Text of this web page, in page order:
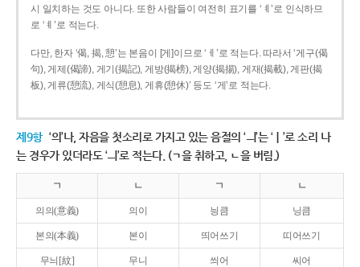
시 일치하는 것도 아니다. 또한 사람들이 여전히 표기를 ‘ㅖ’로 인식하므
로 ‘ㅖ’로 적는다.
다만, 한자 ‘偈, 揭, 憩’는 본음이 [게]이므로 ‘ㅔ’로 적는다. 따라서 ‘게구(偈
句), 게제(偈諦), 게기(揭記), 게방(揭榜), 게양(揭揚), 게재(揭載), 게판(揭
板), 게류(憩流), 게식(憩息), 게휴(憩休)’ 등도 ‘게’로 적는다.
제9항 ‘의’나, 자음을 첫소리로 가지고 있는 음절의 ‘ㅢ’는 ‘ㅣ’로 소리 나
는 경우가 있더라도 ‘ㅢ’로 적는다. (ㄱ을 취하고, ㄴ을 버림.)
ㄱ ㄴ ㄱ ㄴ
의의(意義) 의이 닁큼 닝큼
본의(本義) 본이 띄어쓰기 띠어쓰기
무늬[紋] 무니 씌어 씨어